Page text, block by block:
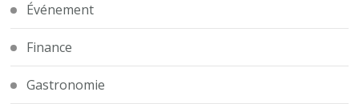
Événement
Finance
Gastronomie